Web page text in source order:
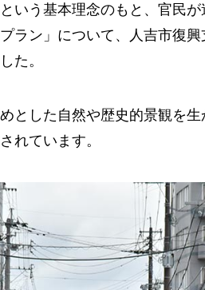
いう基本理念のもと、官民
ラン」について、人吉市復
た。
とした自然や歴史的景観を生
れています。